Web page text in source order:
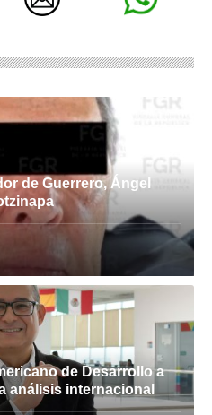
de Guerrero, Ángel
de Desarrollo a
análisis internacional